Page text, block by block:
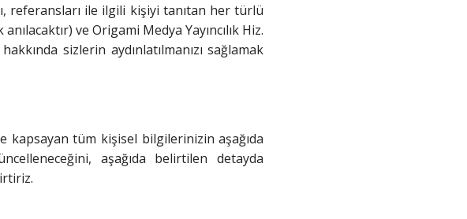
referansları ile ilgili kişiyi tanıtan her türlü
ve Origami Medya Yayıncılık Hiz.
sizlerin aydınlatılmanızı sağlamak
kapsayan tüm kişisel bilgilerinizin aşağıda
aşağıda belirtilen detayda